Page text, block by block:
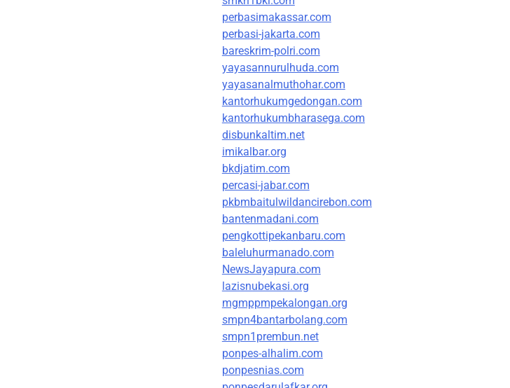
perbasimakassar.com
perbasi-jakarta.com
bareskrim-polri.com
yayasannurulhuda.com
yayasanalmuthohar.com
kantorhukumgedongan.com
kantorhukumbharasega.com
disbunkaltim.net
imikalbar.org
bkdjatim.com
percasi-jabar.com
pkbmbaitulwildancirebon.com
bantenmadani.com
pengkottipekanbaru.com
baleluhurmanado.com
NewsJayapura.com
lazisnubekasi.org
mgmppmpekalongan.org
smpn4bantarbolang.com
smpn1prembun.net
ponpes-alhalim.com
ponpesnias.com